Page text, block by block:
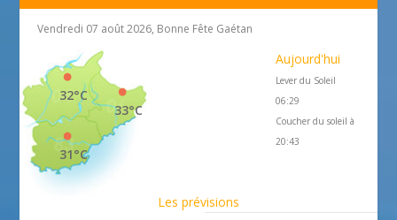
Vendredi 07 août 2026, Bonne Fête Gaétan
33°C
32°C
31°C
Aujourd'hui
Lever du Soleil
06:29
Coucher du soleil à
20:43
Les prévisions